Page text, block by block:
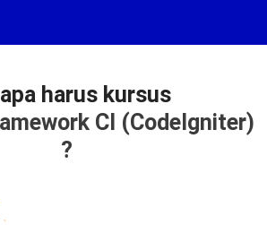
harus kursus
CI (CodeIgniter)
?